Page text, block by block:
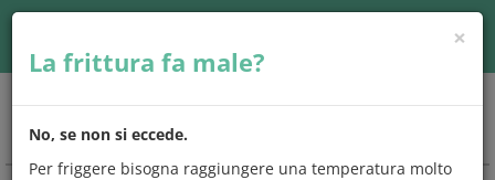
×
La frittura fa male?
No, se non si eccede.
Per friggere bisogna raggiungere una temperatura molto